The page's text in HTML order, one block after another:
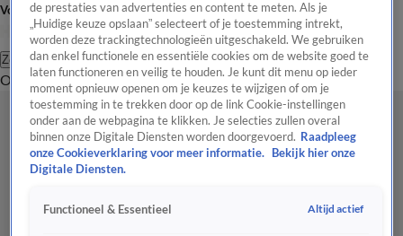
Volg Hart van Nederland
Zoeken
OverzichtRegioUitzendingenWeerTip de redactiePanelVideo's
de prestaties van advertenties en content te meten. Als je
„Huidige keuze opslaan” selecteert of je toestemming intrekt,
worden deze trackingtechnologieën uitgeschakeld. We gebruiken
dan enkel functionele en essentiële cookies om de website goed te
laten functioneren en veilig te houden. Je kunt dit menu op ieder
moment opnieuw openen om je keuzes te wijzigen of om je
toestemming in te trekken door op de link Cookie-instellingen
onder aan de webpagina te klikken. Je selecties zullen overal
binnen onze Digitale Diensten worden doorgevoerd. Raadpleeg
onze Cookieverklaring voor meer informatie.
Bekijk hier onze
Digitale Diensten.
Functioneel & Essentieel Altijd actief